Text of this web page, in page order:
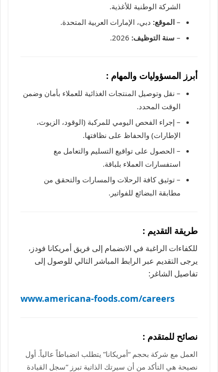
الشركة الوطنية للأغذية.
– الموقع: دبي، الإمارات العربية المتحدة.
– سنة التوظيف:
أبرز المسؤوليات والمهام :
– نقل وتوصيل المنتجات الغذائية للعملاء بأمان وضمن
الوقت المحدد.
– إجراء الفحص اليومي للمركبة (الوقود، الزيوت،
الإطارات) والحفاظ على نظافتها.
– الحصول على تواقيع التسليم والتعامل مع
استفسارات العملاء بلباقة.
– توثيق كافة الرحلات والمسارات والتحقق من
مطابقة البضائع للفواتير.
طريقة التقديم :
للكفاءات الراغبة في الانضمام إلى فريق أمريكانا فودز،
يرجى التقديم عبر الرابط المباشر التالي للوصول إلى
تفاصيل الشاغر:
www.americana-foods.com/careers
نصائح للمتقدم :
العمل مع شركة بحجم “أمريكانا” يتطلب انضباطاً عالياً. أول
نصيحة هي التأكد من أن سيرتك الذاتية تبرز “سجل القيادة